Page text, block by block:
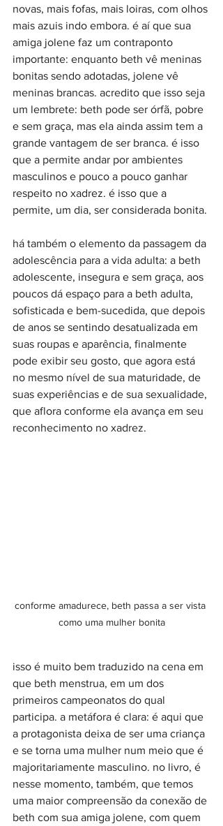
novas, mais fofas, mais loiras, com olhos
mais azuis indo embora. é aí que sua
amiga jolene faz um contraponto
importante: enquanto beth vê meninas
bonitas sendo adotadas, jolene vê
meninas brancas. acredito que isso seja
um lembrete: beth pode ser órfã, pobre
e sem graça, mas ela ainda assim tem a
grande vantagem de ser branca. é isso
que a permite andar por ambientes
masculinos e pouco a pouco ganhar
respeito no xadrez. é isso que a
permite, um dia, ser considerada bonita.
há também o elemento da passagem da
adolescência para a vida adulta: a beth
adolescente, insegura e sem graça, aos
poucos dá espaço para a beth adulta,
sofisticada e bem-sucedida, que depois
de anos se sentindo desatualizada em
suas roupas e aparência, finalmente
pode exibir seu gosto, que agora está
no mesmo nível de sua maturidade, de
suas experiências e de sua sexualidade,
que aflora conforme ela avança em seu
reconhecimento no xadrez.
conforme amadurece, beth passa a ser vista
como uma mulher bonita
isso é muito bem traduzido na cena em
que beth menstrua, em um dos
primeiros campeonatos do qual
participa. a metáfora é clara: é aqui que
a protagonista deixa de ser uma criança
e se torna uma mulher num meio que é
majoritariamente masculino. no livro, é
nesse momento, também, que temos
uma maior compreensão da conexão de
beth com sua amiga jolene, com quem